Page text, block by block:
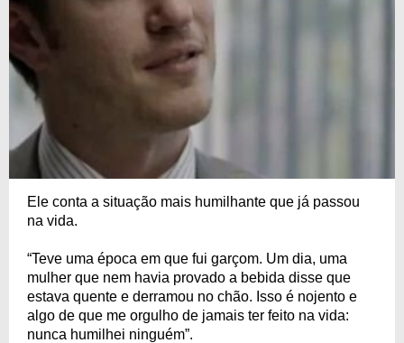
Ele conta a situação mais humilhante que já passou
na vida.
“Teve uma época em que fui garçom. Um dia, uma
mulher que nem havia provado a bebida disse que
estava quente e derramou no chão. Isso é nojento e
algo de que me orgulho de jamais ter feito na vida:
nunca humilhei ninguém”.